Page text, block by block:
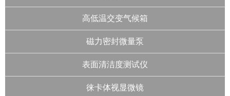
高低温交变气候箱
磁力密封微量泵
表面清洁度测试仪
徕卡体视显微镜